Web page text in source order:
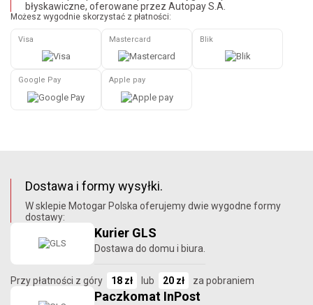
błyskawiczne, oferowane przez Autopay S.A.
Możesz wygodnie skorzystać z płatności:
Visa Mastercard Blik
Google Pay Apple pay
Dostawa i formy wysyłki.
W sklepie Motogar Polska oferujemy dwie wygodne formy
dostawy:
Kurier GLS
Dostawa do domu i biura.
Przy płatności z góry 18 zł lub 20 zł za pobraniem
Paczkomat InPost